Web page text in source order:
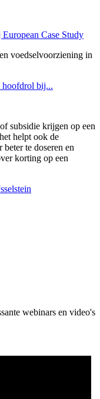
Case Study
voedselvoorziening in
hoofdrol bij...
subsidie krijgen op een
helpt ook de
te doseren en
korting op een
webinars en video's